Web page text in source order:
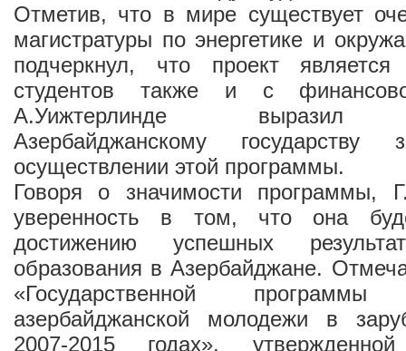
Отметив, что в мире существует
магистратуры по энергетике и
подчеркнул, что проект
студентов также и с
А.Уижтерлинде выразил
Азербайджанскому
осуществлении этой программы.
Говоря о значимости программы,
уверенность в том, что она
достижению успешных
образования в Азербайджане.
«Государственной
азербайджанской молодежи в
2007-2015 годах», утвержденной